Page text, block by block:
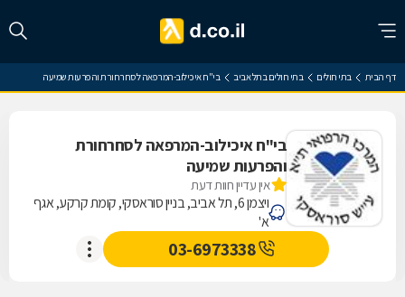
דף הבית בתי חולים בתי חולים בתל אביב בי"ח איכילוב-המרפאה לסחרחורת והפרעות שמיעה
בי"ח איכילוב-המרפאה לסחרחורת
והפרעות שמיעה
אין עדיין חוות דעת
ויצמן 6, תל אביב, בניין סוראסקי, קומת קרקע, אגף
א'
03-6973338